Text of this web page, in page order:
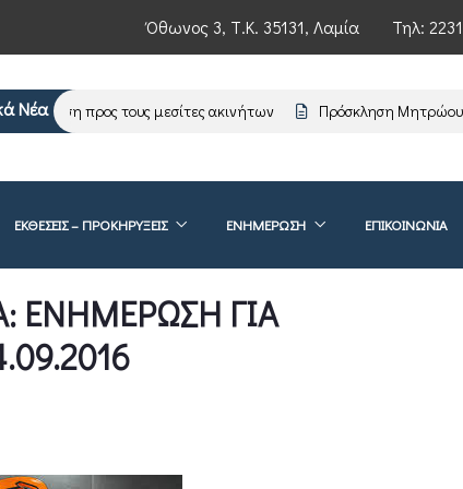
Όθωνος 3, Τ.Κ. 35131, Λαμία Τηλ:
Νέα προς τους μεσίτες ακινήτων Πρόσκληση Μητρώου
ΕΚΘΕΣΕΙΣ – ΠΡΟΚΗΡΥΞΕΙΣ ΕΝΗΜΈΡΩΣΗ ΕΠΙΚΟΙΝΩΝΊΑ
ΕΝΗΜΕΡΩΣΗ ΓΙΑ